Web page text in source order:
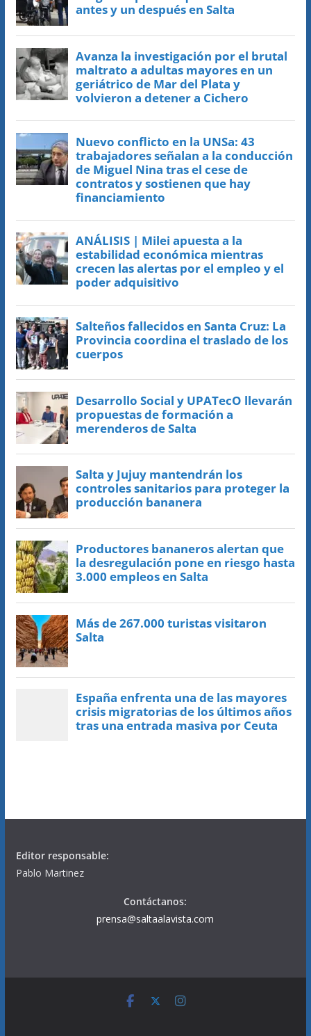
Editor responsable:
Pablo Martinez
Contáctanos:
prensa@saltaalavista.com